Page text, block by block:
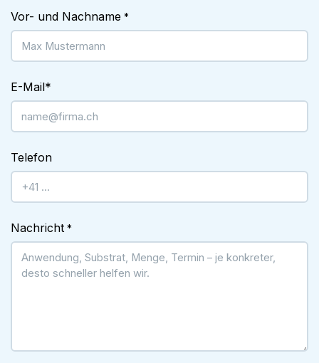
Vor- und Nachname *
E-Mail*
Telefon
Nachricht *